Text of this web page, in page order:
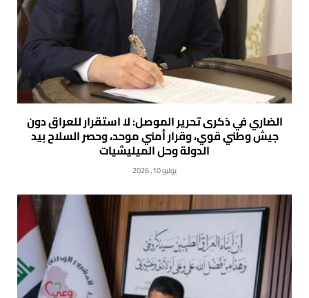
الضاري في ذكرى تحرير الموصل: لا استقرار للعراق دون
جيش وطني قوي، وقرار أمني موحد، وحصر السلاح بيد
الدولة وحل الميليشيات
يوليو 10, 2026